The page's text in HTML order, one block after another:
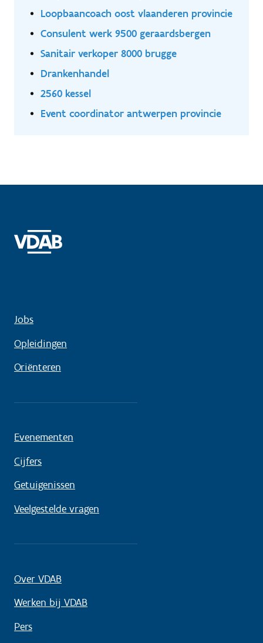
Loopbaancoach oost vlaanderen provincie
Consulent werk 9500 geraardsbergen
Sanitair verkoper 8000 brugge
Drankenhandel
2560 kessel
Event coordinator antwerpen provincie
Jobs
Opleidingen
Oriënteren
Evenementen
Cijfers
Getuigenissen
Veelgestelde vragen
Over VDAB
Werken bij VDAB
Pers